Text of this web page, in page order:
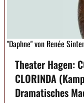
"Daphne" von Renée
Theater Hagen:
CLORINDA
Dramatisches